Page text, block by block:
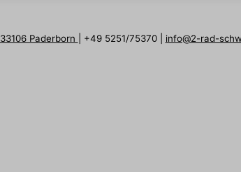
33106 Paderborn | +49 5251/75370 | info@2-rad-